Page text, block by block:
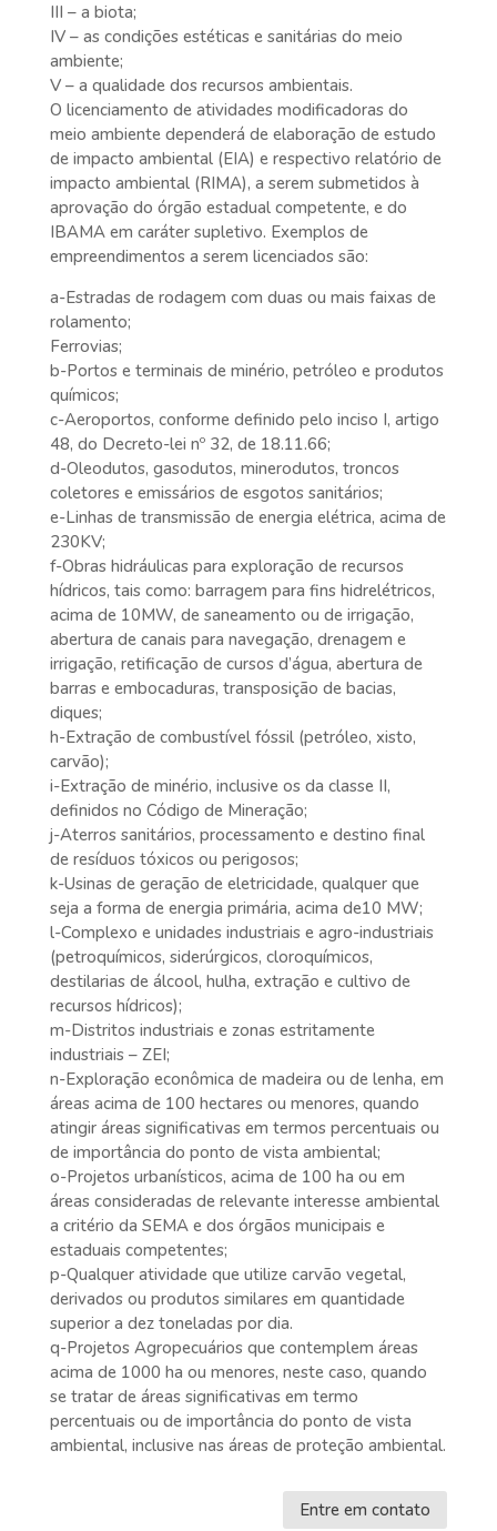
III – a biota;
IV – as condições estéticas e sanitárias do meio
ambiente;
V – a qualidade dos recursos ambientais.
O licenciamento de atividades modificadoras do
meio ambiente dependerá de elaboração de estudo
de impacto ambiental (EIA) e respectivo relatório de
impacto ambiental (RIMA), a serem submetidos à
aprovação do órgão estadual competente, e do
IBAMA em caráter supletivo. Exemplos de
empreendimentos a serem licenciados são:
a-Estradas de rodagem com duas ou mais faixas de
rolamento;
Ferrovias;
b-Portos e terminais de minério, petróleo e produtos
químicos;
c-Aeroportos, conforme definido pelo inciso I, artigo
48, do Decreto-lei nº 32, de 18.11.66;
d-Oleodutos, gasodutos, minerodutos, troncos
coletores e emissários de esgotos sanitários;
e-Linhas de transmissão de energia elétrica, acima de
230KV;
f-Obras hidráulicas para exploração de recursos
hídricos, tais como: barragem para fins hidrelétricos,
acima de 10MW, de saneamento ou de irrigação,
abertura de canais para navegação, drenagem e
irrigação, retificação de cursos d’água, abertura de
barras e embocaduras, transposição de bacias,
diques;
h-Extração de combustível fóssil (petróleo, xisto,
carvão);
i-Extração de minério, inclusive os da classe II,
definidos no Código de Mineração;
j-Aterros sanitários, processamento e destino final
de resíduos tóxicos ou perigosos;
k-Usinas de geração de eletricidade, qualquer que
seja a forma de energia primária, acima de10 MW;
l-Complexo e unidades industriais e agro-industriais
(petroquímicos, siderúrgicos, cloroquímicos,
destilarias de álcool, hulha, extração e cultivo de
recursos hídricos);
m-Distritos industriais e zonas estritamente
industriais – ZEI;
n-Exploração econômica de madeira ou de lenha, em
áreas acima de 100 hectares ou menores, quando
atingir áreas significativas em termos percentuais ou
de importância do ponto de vista ambiental;
o-Projetos urbanísticos, acima de 100 ha ou em
áreas consideradas de relevante interesse ambiental
a critério da SEMA e dos órgãos municipais e
estaduais competentes;
p-Qualquer atividade que utilize carvão vegetal,
derivados ou produtos similares em quantidade
superior a dez toneladas por dia.
q-Projetos Agropecuários que contemplem áreas
acima de 1000 ha ou menores, neste caso, quando
se tratar de áreas significativas em termo
percentuais ou de importância do ponto de vista
ambiental, inclusive nas áreas de proteção ambiental.
Entre em contato